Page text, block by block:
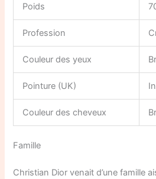
Poids
Profession
Couleur des yeux
Pointure (UK)
Couleur des cheveux
Famille
Christian Dior venait d’une famille